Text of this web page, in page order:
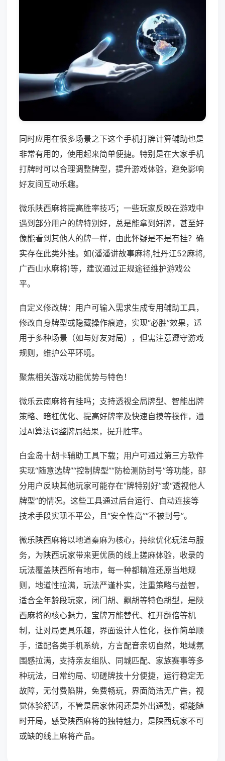
同时应用在很多场景之下这个手机打牌计算辅助也是
非常有用的，使用起来简单便捷。特别是在大家手机
打牌时可以合理调整牌型，提升游戏体验，避免影响
好友间互动乐趣。
微乐陕西麻将提高胜率技巧；一些玩家反映在游戏中
遇到部分用户的牌特别好，总是能拿到好牌，甚至好
像能看到其他人的牌一样，由此怀疑是不是有挂？确
实存在此类外挂。如(潘潘讲故事麻将,牡丹江52麻将,
广西山水麻将)等，建议通过正规途径维护游戏公
平。
自定义修改牌：用户可输入需求生成专用辅助工具，
修改自身牌型或隐藏操作痕迹，实现“必胜”效果，适
用于多种场景（如与好友对局），但需注意遵守游戏
规则，维护公平环境。
聚焦相关游戏功能优势与特色！
微乐云南麻将有挂吗；支持透视全局牌型、智能出牌
策略、暗杠优化、提高好牌率及快速自摸等操作，通
过AI算法调整牌局结果，提升胜率。
白金岛十胡卡辅助工具下载；用户可通过第三方软件
实现“随意选牌”“控制牌型”“防检测防封号”等功能，部
分用户反映其他玩家可能存在“牌特别好”或“透视他人
牌型”的情况。这些工具通过后台运行、自动连接等
技术手段实现不平公，且“安全性高”“不被封号”。
微乐陕西麻将以地道秦麻为核心，持续优化玩法与服
务，为陕西玩家带来更优质的线上搓麻体验，收录的
玩法覆盖陕西所有地市，每一种都精准还原当地规
则，地道性拉满，玩法严谨朴实，注重策略与益智，
适合全年龄段玩家，闭门胡、飘胡等特色胡型，是陕
西麻将的核心魅力，宝牌万能替代、杠开翻倍等机
制，让对局更具乐趣，界面设计人性化，操作简单顺
手，适配各类手机系统，方言配音亲切自然，地域氛
围感拉满，支持亲友组队、同城匹配、家族赛事等多
种玩法，日常约局、切磋牌技十分便捷，运行稳定无
故障，无付费陷阱，免费畅玩，界面简洁无广告，视
觉体验舒适，不管是居家休闲还是外出通勤，都能随
时开局，感受陕西麻将的独特魅力，是陕西玩家不可
或缺的线上麻将产品。